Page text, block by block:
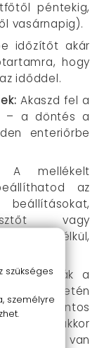
péntekig,
vasárnapig).
időzítőt akár
hogy
időddel.
Akaszd fel a
– a döntés a
enteriőrbe
A mellékelt
az
vagy
anélkül,
biztosítják a
esetén
Fontos
csak akkor
keresztül van
szükséges
személyre